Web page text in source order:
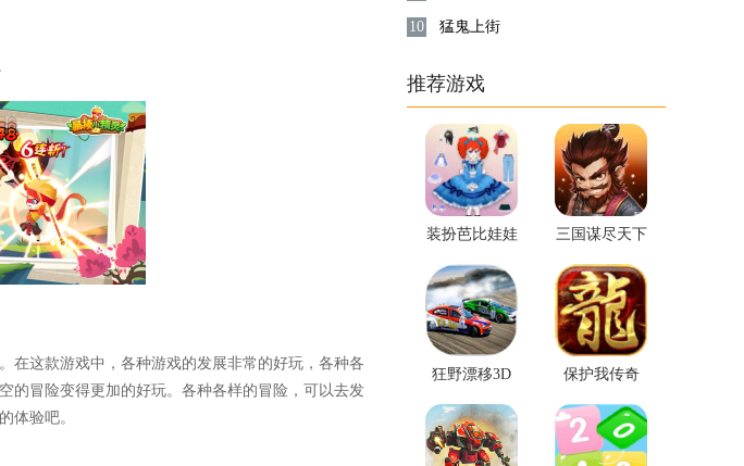
在这款游戏中，各种游戏的发展非常的好玩，各种各
的冒险变得更加的好玩。各种各样的冒险，可以去发
体验吧。
10 猛鬼上街
推荐游戏
装扮芭比娃娃 三国谋尽天下
狂野漂移3D 保护我传奇